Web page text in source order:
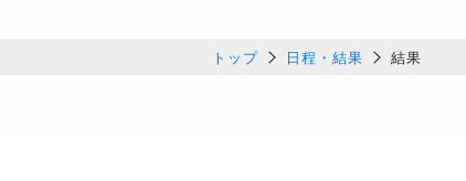
トップ 日程・結果 結果